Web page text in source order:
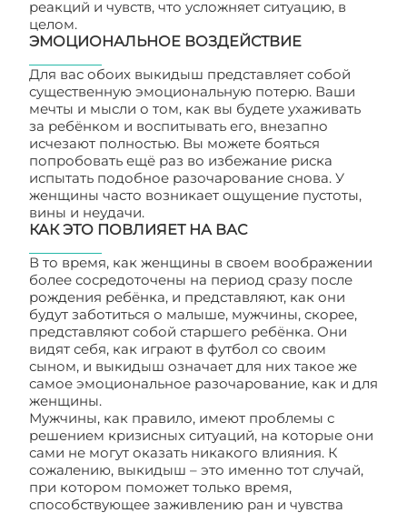
реакций и чувств, что усложняет ситуацию, в
целом.
ЭМОЦИОНАЛЬНОЕ ВОЗДЕЙСТВИЕ
Для вас обоих выкидыш представляет собой
существенную эмоциональную потерю. Ваши
мечты и мысли о том, как вы будете ухаживать
за ребёнком и воспитывать его, внезапно
исчезают полностью. Вы можете бояться
попробовать ещё раз во избежание риска
испытать подобное разочарование снова. У
женщины часто возникает ощущение пустоты,
вины и неудачи.
КАК ЭТО ПОВЛИЯЕТ НА ВАС
В то время, как женщины в своем воображении
более сосредоточены на период сразу после
рождения ребёнка, и представляют, как они
будут заботиться о малыше, мужчины, скорее,
представляют собой старшего ребёнка. Они
видят себя, как играют в футбол со своим
сыном, и выкидыш означает для них такое же
самое эмоциональное разочарование, как и для
женщины.
Мужчины, как правило, имеют проблемы с
решением кризисных ситуаций, на которые они
сами не могут оказать никакого влияния. К
сожалению, выкидыш – это именно тот случай,
при котором поможет только время,
способствующее заживлению ран и чувства